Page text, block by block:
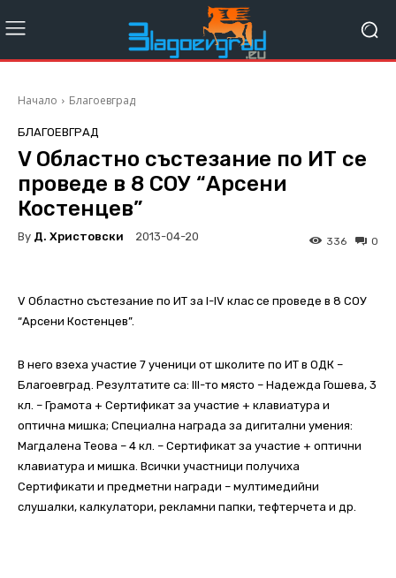
Начало Благоевград
БЛАГОЕВГРАД
V Областно състезание по ИТ се
проведе в 8 СОУ “Арсени
Костенцев”
By Д. Христовски 2013-04-20 0
336
V Областно състезание по ИТ за I-IV клас се проведе в 8 СОУ
“Арсени Костенцев”.
В него взеха участие 7 ученици от школите по ИТ в ОДК –
Благоевград. Резултатите са: III-то място – Надежда Гошева, 3
кл. – Грамота + Сертификат за участие + клавиатура и
оптична мишка; Специална награда за дигитални умения:
Магдалена Теова – 4 кл. – Сертификат за участие + оптични
клавиатура и мишка. Всички участници получиха
Сертификати и предметни награди – мултимедийни
слушалки, калкулатори, рекламни папки, тефтерчета и др.